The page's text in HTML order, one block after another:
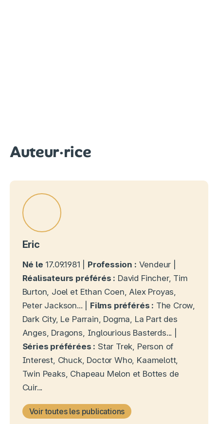
Auteur·rice
Eric
Né le 17.09.1981 | Profession : Vendeur |
Réalisateurs préférés : David Fincher, Tim
Burton, Joel et Ethan Coen, Alex Proyas,
Peter Jackson... | Films préférés : The Crow,
Dark City, Le Parrain, Dogma, La Part des
Anges, Dragons, Inglourious Basterds... |
Séries préférées : Star Trek, Person of
Interest, Chuck, Doctor Who, Kaamelott,
Twin Peaks, Chapeau Melon et Bottes de
Cuir...
Voir toutes les publications